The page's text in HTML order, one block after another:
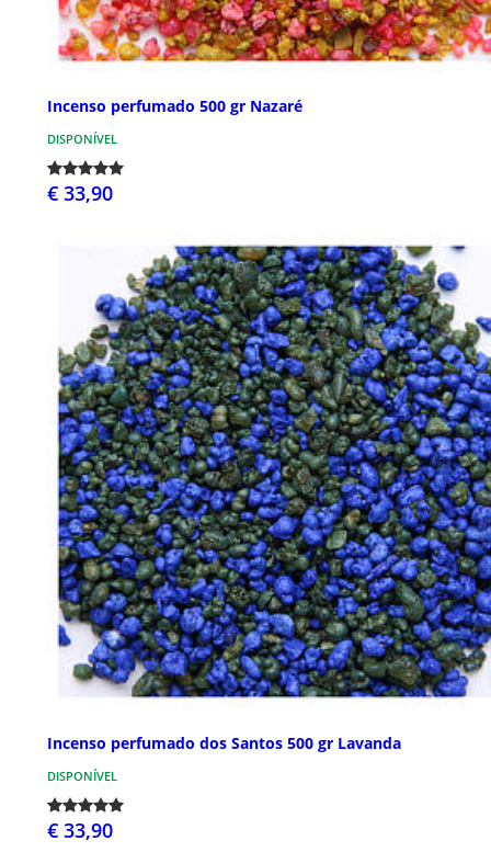
Incenso perfumado 500 gr Nazaré
DISPONÍVEL
€ 33,90
Incenso perfumado dos Santos 500 gr Lavanda
DISPONÍVEL
€ 33,90